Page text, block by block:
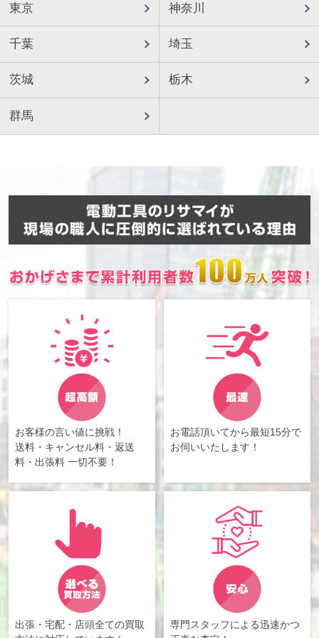
東京 神奈川
千葉 埼玉
茨城 栃木
群馬
お客様の言い値に挑戦！
送料・キャンセル料・返送
料・出張料 一切不要！
お電話頂いてから最短15分で
お伺いいたします！
出張・宅配・店頭全ての買取
専門スタッフによる迅速かつ